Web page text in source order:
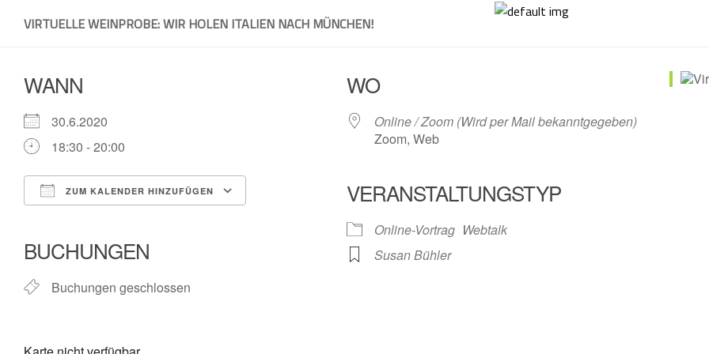
VIRTUELLE WEINPROBE: WIR HOLEN ITALIEN NACH MÜNCHEN!
WANN
30.6.2020
18:30 - 20:00
ZUM KALENDER HINZUFÜGEN
Google Kalender
BUCHUNGEN
Buchungen geschlossen
WO
Online / Zoom (Wird per Mail bekanntgegeben)
Zoom, Web
VERANSTALTUNGSTYP
Online-Vortrag Webtalk
Susan Bühler